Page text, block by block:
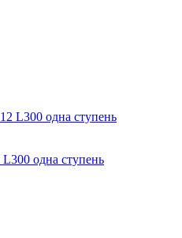
одна ступень